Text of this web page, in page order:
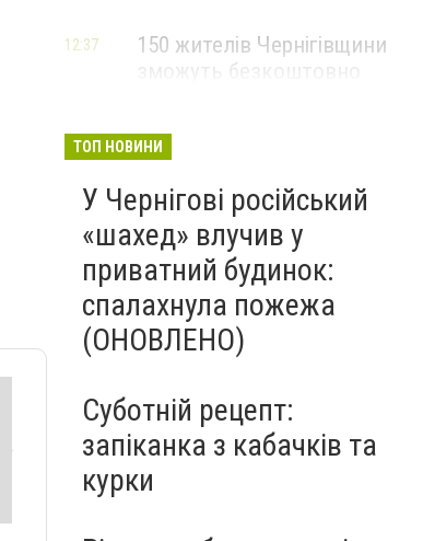
150 жителів Чернігівщини
зможуть безкоштовно
12:37
ТОП НОВИНИ
У Чернігові російський
«шахед» влучив у
приватний будинок:
спалахнула пожежа
(ОНОВЛЕНО)
Суботній рецепт:
запіканка з кабачків та
курки